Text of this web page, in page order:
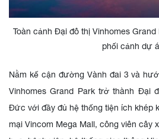
Toàn cảnh Đại đô thị Vinhomes
phối cảnh dự
Nằm kế cận đường Vành đai 3 và
Vinhomes Grand Park trở thành Đại
Đức với đầy đủ hệ thống tiện ích khép
mại Vincom Mega Mall, công viên cây